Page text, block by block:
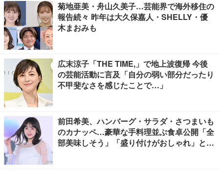
菊地亜美・舟山久美子…芸能界で海外移住の
報告続々 昨年は大久保嘉人・SHELLY・優
木まおみも
広末涼子「THE TIME,」で地上波復帰 今後
の芸能活動に言及「自分の弱い部分だったり
不甲斐なさを感じたことで…」
前田希美、ハンバーグ・サラダ・さつまいも
のカナッペ…豪華な手料理並ぶ食卓公開「全
部美味しそう」「盛り付けがおしゃれ」と絶